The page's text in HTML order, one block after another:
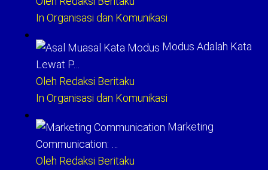
In Organisasi dan Komunikasi
Modus Adalah Kata
Lewat P…
Oleh Redaksi Beritaku
In Organisasi dan Komunikasi
Marketing
Communication: …
Oleh Redaksi Beritaku